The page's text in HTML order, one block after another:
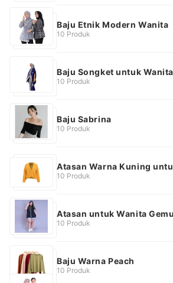
Baju Etnik Modern Wanita
10 Produk
Baju Songket untuk Wanita
10 Produk
Baju Sabrina
10 Produk
Atasan Warna Kuning
10 Produk
Atasan untuk Wanita
10 Produk
Baju Warna Peach
10 Produk